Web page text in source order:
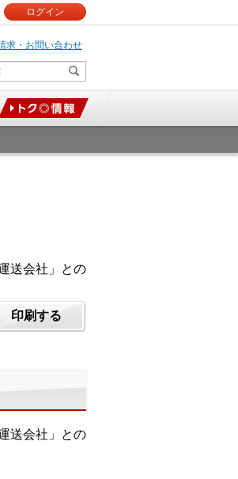
ログイン
求・お問い合わせ
送会社」との
印刷する
送会社」との